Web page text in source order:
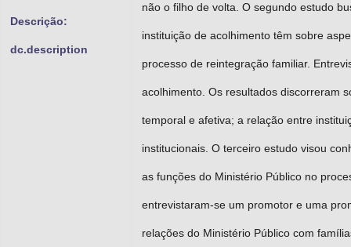
Descrição:
dc.description
não o filho de volta. O segundo estudo
instituição de acolhimento têm sobre
processo de reintegração familiar.
acolhimento. Os resultados discorreram
temporal e afetiva; a relação entre
institucionais. O terceiro estudo visou
as funções do Ministério Público no
entrevistaram-se um promotor e uma
relações do Ministério Público com